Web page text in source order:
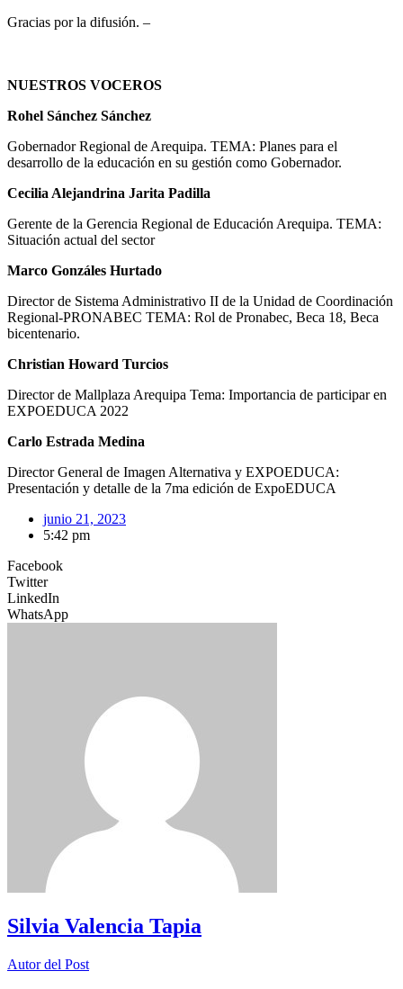
Gracias por la difusión. –
NUESTROS VOCEROS
Rohel Sánchez Sánchez
Gobernador Regional de Arequipa. TEMA: Planes para el
desarrollo de la educación en su gestión como Gobernador.
Cecilia Alejandrina Jarita Padilla
Gerente de la Gerencia Regional de Educación Arequipa. TEMA:
Situación actual del sector
Marco Gonzáles Hurtado
Director de Sistema Administrativo II de la Unidad de Coordinación
Regional-PRONABEC TEMA: Rol de Pronabec, Beca 18, Beca
bicentenario.
Christian Howard Turcios
Director de Mallplaza Arequipa Tema: Importancia de participar en
EXPOEDUCA 2022
Carlo Estrada Medina
Director General de Imagen Alternativa y EXPOEDUCA:
Presentación y detalle de la 7ma edición de ExpoEDUCA
junio 21, 2023
5:42 pm
Facebook
Twitter
LinkedIn
WhatsApp
Silvia Valencia Tapia
Autor del Post